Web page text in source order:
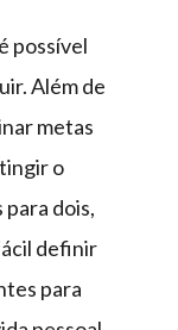
possível
Além de
metas
o
dois,
definir
para